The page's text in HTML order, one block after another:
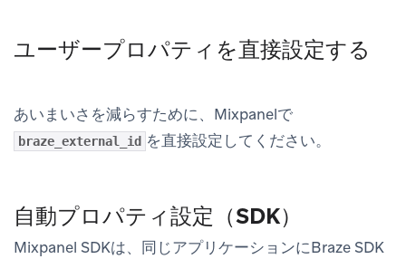
ユーザープロパティを直接設定する
あいまいさを減らすために、Mixpanelで
braze_external_id を直接設定してください。
自動プロパティ設定（SDK）
Mixpanel SDKは、同じアプリケーションにBraze SDK